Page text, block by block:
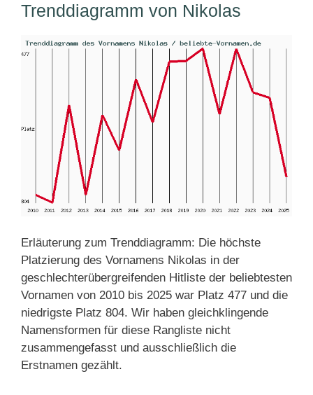
Trenddiagramm von Nikolas
Erläuterung zum Trenddiagramm: Die höchste
Platzierung des Vornamens Nikolas in der
geschlechterübergreifenden Hitliste der beliebtesten
Vornamen von 2010 bis 2025 war Platz 477 und die
niedrigste Platz 804. Wir haben gleichklingende
Namensformen für diese Rangliste nicht
zusammengefasst und ausschließlich die
Erstnamen gezählt.